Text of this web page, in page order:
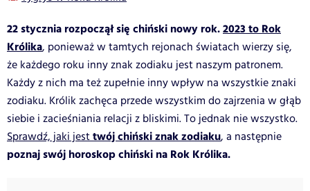
22 stycznia rozpoczął się chiński nowy rok.2023 to Rok
Królika, ponieważ w tamtych rejonach światach wierzy się,
że każdego roku inny znak zodiaku jest naszym patronem.
Każdy z nich ma też zupełnie inny wpływ na wszystkie znaki
zodiaku. Królik zachęca przede wszystkim do zajrzenia w głąb
siebie i zacieśniania relacji z bliskimi. To jednak nie wszystko.
Sprawdź, jaki jesttwój chiński znak zodiaku, a następnie
poznaj swój horoskop chiński na Rok Królika.